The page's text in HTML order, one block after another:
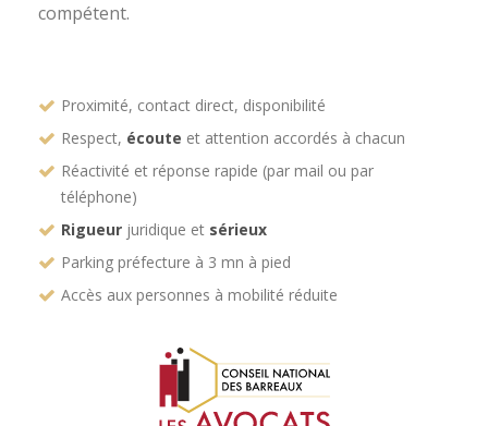
compétent.
Proximité, contact direct, disponibilité
Respect, écoute et attention accordés à chacun
Réactivité et réponse rapide (par mail ou par
téléphone)
Rigueur juridique et sérieux
Parking préfecture à 3 mn à pied
Accès aux personnes à mobilité réduite